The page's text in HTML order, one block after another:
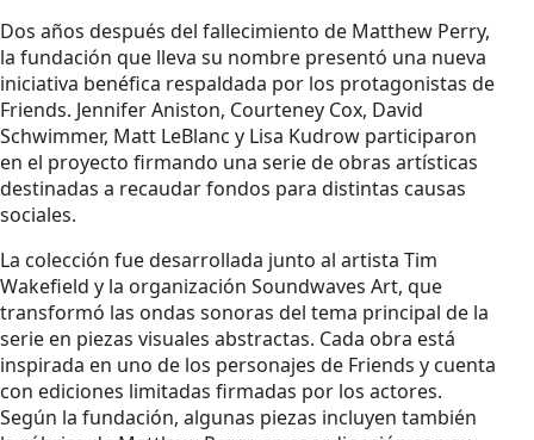
Dos años después del fallecimiento de Matthew Perry,
la fundación que lleva su nombre presentó una nueva
iniciativa benéfica respaldada por los protagonistas de
Friends. Jennifer Aniston, Courteney Cox, David
Schwimmer, Matt LeBlanc y Lisa Kudrow participaron
en el proyecto firmando una serie de obras artísticas
destinadas a recaudar fondos para distintas causas
sociales.
La colección fue desarrollada junto al artista Tim
Wakefield y la organización Soundwaves Art, que
transformó las ondas sonoras del tema principal de la
serie en piezas visuales abstractas. Cada obra está
inspirada en uno de los personajes de Friends y cuenta
con ediciones limitadas firmadas por los actores.
Según la fundación, algunas piezas incluyen también